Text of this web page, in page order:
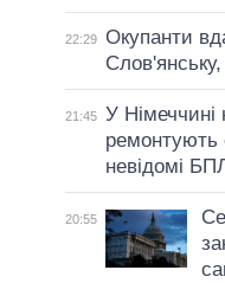
22:29 Окупанти
Слов'янську,
21:45 У
ремонтують
невідомі
20:55